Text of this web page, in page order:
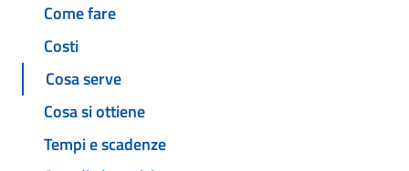
Come fare
Costi
Cosa serve
Cosa si ottiene
Tempi e scadenze